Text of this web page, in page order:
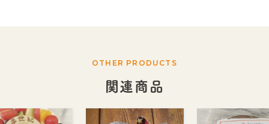
OTHER PRODUCTS
関連商品